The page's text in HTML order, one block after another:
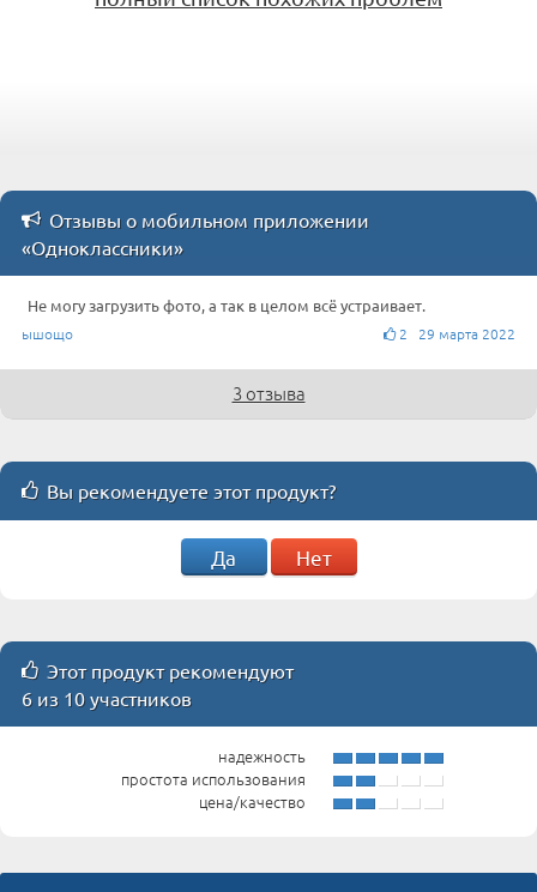
Отзывы о мобильном приложении
«Одноклассники»
Не могу загрузить фото, а так в целом всё устраивает.
ышощо 2 29 марта 2022
3 отзыва
Вы рекомендуете этот продукт?
Да Нет
Этот продукт рекомендуют
6 из 10 участников
надежность
простота использования
цена/качество